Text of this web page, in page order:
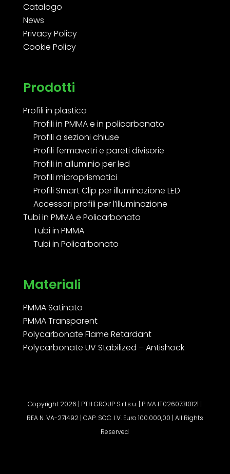
Catalogo
News
Privacy Policy
Cookie Policy
Prodotti
Profili in plastica
Profili in PMMA e in policarbonato
Profili a sezioni chiuse
Profili fermavetri e pareti divisorie
Profili in alluminio per led
Profili microprismatici
Profili Smart Clip per illuminazione LED
Accessori profili per l’illuminazione
Tubi in PMMA e Policarbonato
Tubi in PMMA
Tubi in Policarbonato
Materiali
PMMA Satinato
PMMA Transparent
Polycarbonate Flame Retardant
Polycarbonate UV Stabilized – Antishock
Copyright 2026 | PTH GROUP S.r.l.s.u. | P.IVA IT02607310121 |
REA N. VA-271492 | CAP. SOC. I.V. Euro 100.000,00 | All Rights
Reserved